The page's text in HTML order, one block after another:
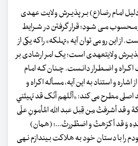
امام رضا(ع) بـر پذیـرش ولایت عهدی
مـحسوب مـی شـود؛ قرار گرفتن در شـرایط
از این رو می توان آیه «تهلکه» را که یکی از
ولایت‏عهدی اسـت؛ یک امر ارشادی بر
و اضـطرار دانـست. چـنان کـه امام
و استناد به این آیه، مسأله اکراه و
اصلی مطرح می کند: «ألّلهم أنّک قد نَهیتَني
و قد أشرفتُ مِن قِبل عبد الله المأمونِ علَی
عَهدِه وَ قد أکرَهتُ و اضطُررتُ...؛ (همان)
را با دستان خود به هلاکت بـیندازم نـهی